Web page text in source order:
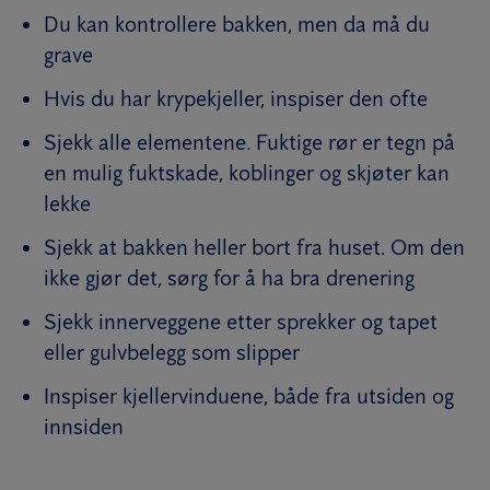
Du kan kontrollere bakken, men da må du
grave
Hvis du har krypekjeller, inspiser den ofte
Sjekk alle elementene. Fuktige rør er tegn på
en mulig fuktskade, koblinger og skjøter kan
lekke
Sjekk at bakken heller bort fra huset. Om den
ikke gjør det, sørg for å ha bra drenering
Sjekk innerveggene etter sprekker og tapet
eller gulvbelegg som slipper
Inspiser kjellervinduene, både fra utsiden og
innsiden